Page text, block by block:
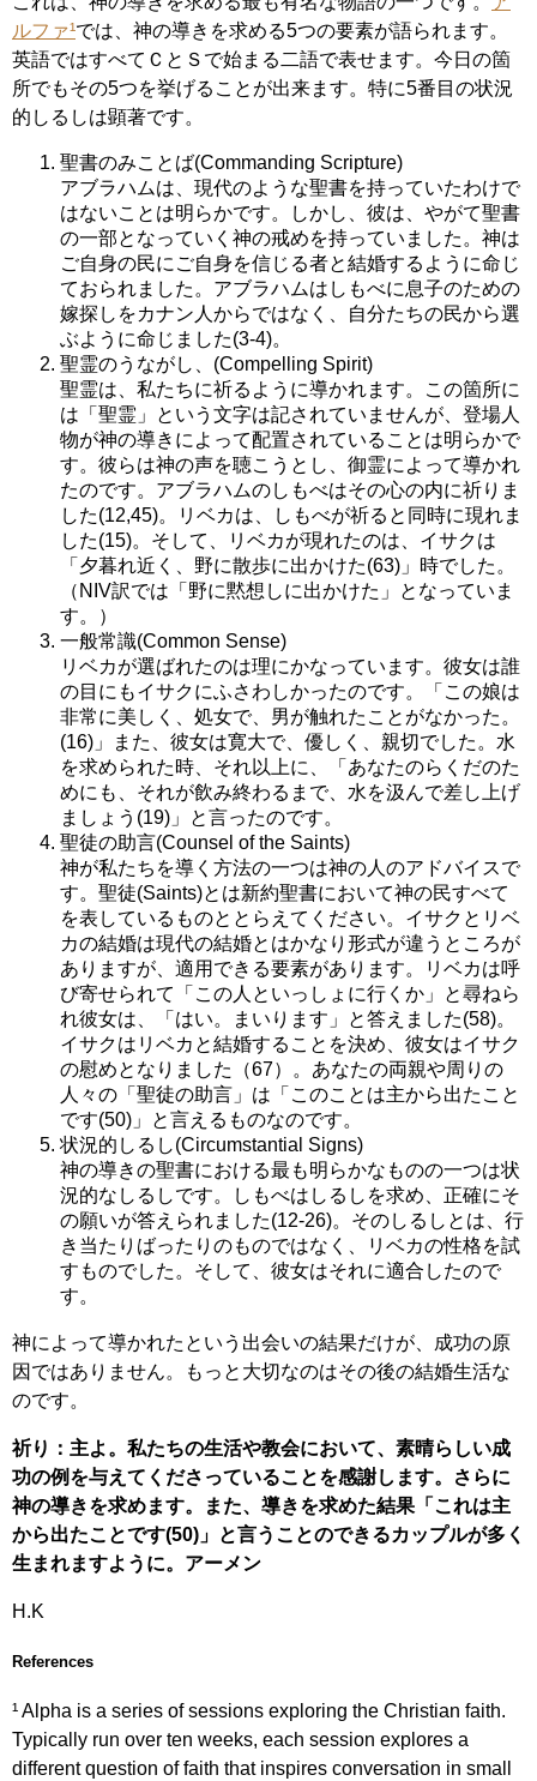
ルファ¹では、神の導きを求める5つの要素が語られます。
英語ではすべてＣとＳで始まる二語で表せます。今日の箇
所でもその5つを挙げることが出来ます。特に5番目の状況
的しるしは顕著です。
聖書のみことば(Commanding Scripture)
アブラハムは、現代のような聖書を持っていたわけで
はないことは明らかです。しかし、彼は、やがて聖書
の一部となっていく神の戒めを持っていました。神は
ご自身の民にご自身を信じる者と結婚するように命じ
ておられました。アブラハムはしもべに息子のための
嫁探しをカナン人からではなく、自分たちの民から選
ぶように命じました(3-4)。
聖霊のうながし、(Compelling Spirit)
聖霊は、私たちに祈るように導かれます。この箇所に
は「聖霊」という文字は記されていませんが、登場人
物が神の導きによって配置されていることは明らかで
す。彼らは神の声を聴こうとし、御霊によって導かれ
たのです。アブラハムのしもべはその心の内に祈りま
した(12,45)。リベカは、しもべが祈ると同時に現れま
した(15)。そして、リベカが現れたのは、イサクは
「夕暮れ近く、野に散歩に出かけた(63)」時でした。
（NIV訳では「野に黙想しに出かけた」となっていま
す。）
一般常識(Common Sense)
リベカが選ばれたのは理にかなっています。彼女は誰
の目にもイサクにふさわしかったのです。「この娘は
非常に美しく、処女で、男が触れたことがなかった。
(16)」また、彼女は寛大で、優しく、親切でした。水
を求められた時、それ以上に、「あなたのらくだのた
めにも、それが飲み終わるまで、水を汲んで差し上げ
ましょう(19)」と言ったのです。
聖徒の助言(Counsel of the Saints)
神が私たちを導く方法の一つは神の人のアドバイスで
す。聖徒(Saints)とは新約聖書において神の民すべて
を表しているものととらえてください。イサクとリベ
カの結婚は現代の結婚とはかなり形式が違うところが
ありますが、適用できる要素があります。リベカは呼
び寄せられて「この人といっしょに行くか」と尋ねら
れ彼女は、「はい。まいります」と答えました(58)。
イサクはリベカと結婚することを決め、彼女はイサク
の慰めとなりました（67）。あなたの両親や周りの
人々の「聖徒の助言」は「このことは主から出たこと
です(50)」と言えるものなのです。
状況的しるし(Circumstantial Signs)
神の導きの聖書における最も明らかなものの一つは状
況的なしるしです。しもべはしるしを求め、正確にそ
の願いが答えられました(12-26)。そのしるしとは、行
き当たりばったりのものではなく、リベカの性格を試
すものでした。そして、彼女はそれに適合したので
す。
神によって導かれたという出会いの結果だけが、成功の原
因ではありません。もっと大切なのはその後の結婚生活な
のです。
祈り：主よ。私たちの生活や教会において、素晴らしい成
功の例を与えてくださっていることを感謝します。さらに
神の導きを求めます。また、導きを求めた結果「これは主
から出たことです(50)」と言うことのできるカップルが多く
生まれますように。アーメン
H.K
References
¹ Alpha is a series of sessions exploring the Christian faith.
Typically run over ten weeks, each session explores a
different question of faith that inspires conversation in small